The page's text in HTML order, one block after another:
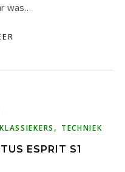
was…
KLASSIEKERS , TECHNIEK
ESPRIT S1